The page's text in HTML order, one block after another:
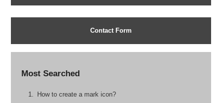
Contact Form
Most Searched
How to create a mark icon?